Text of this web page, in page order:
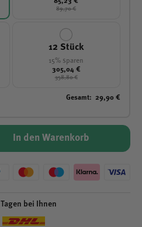
89,70 €
12 Stück
15% sparen
305,04 €
358,80 €
Gesamt: 29,90 €
In den Warenkorb
bei Ihnen